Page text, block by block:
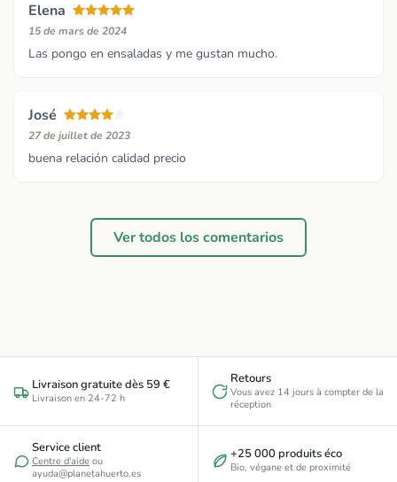
Elena
15 de mars de 2024
Las pongo en ensaladas y me gustan mucho.
José
27 de juillet de 2023
buena relación calidad precio
Ver todos los comentarios
Livraison gratuite dès 59 €
Livraison en 24-72 h
Retours
Vous avez 14 jours à compter de la
réception
Service client
Centre d'aide ou
ayuda@planetahuerto.es
+25 000 produits éco
Bio, végane et de proximité